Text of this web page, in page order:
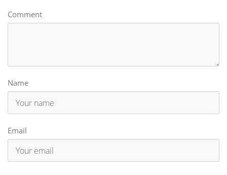
Comment
Name
Email